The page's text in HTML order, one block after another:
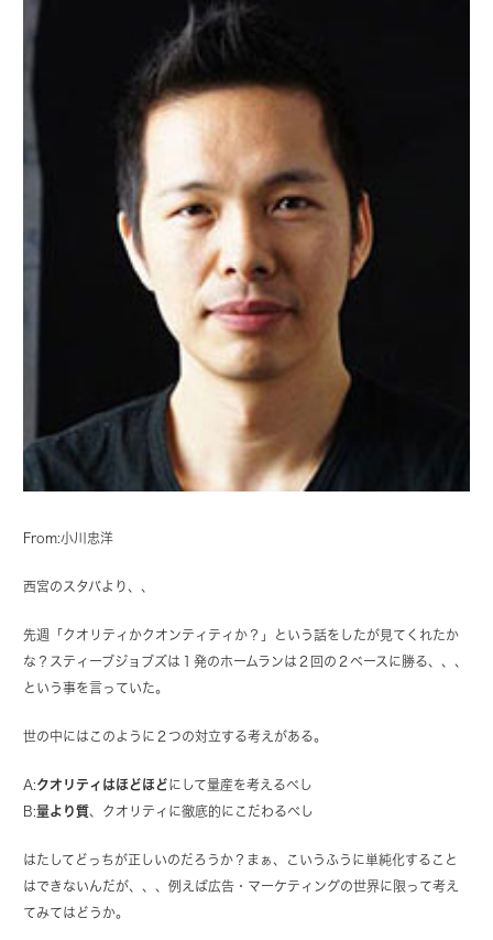
From:小川忠洋
西宮のスタバより、、
先週「クオリティかクオンティティか？」という話をしたが見てくれたか
な？スティーブジョブズは１発のホームランは２回の２ベースに勝る、、、
という事を言っていた。
世の中にはこのように２つの対立する考えがある。
A:クオリティはほどほど にして量産を考えるべし
B:量より質、クオリティに徹底的にこだわるべし
はたしてどっちが正しいのだろうか？まぁ、こいうふうに単純化すること
はできないんだが、、、例えば広告・マーケティングの世界に限って考え
てみてはどうか。